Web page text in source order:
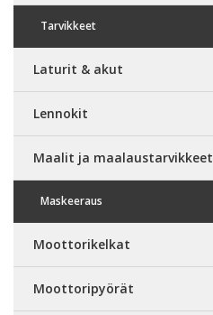
Tarvikkeet
Laturit & akut
Lennokit
Maalit ja maalaustarvikkeet
Maskeeraus
Moottorikelkat
Moottoripyörät